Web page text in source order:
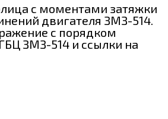
с моментами затяжки
двигателя ЗМЗ-514.
с порядком
ЗМЗ-514 и ссылки на